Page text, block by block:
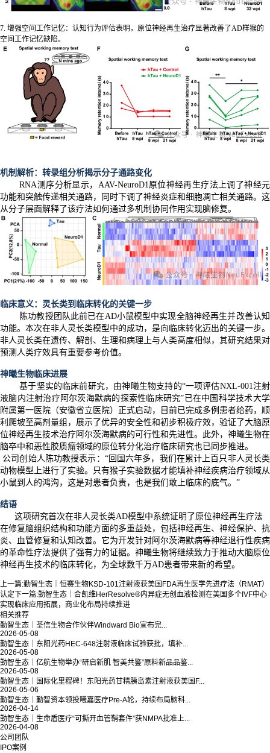
7. 增强空间工作记忆：认知行为评估表明，原位神经再生治疗显著改善了AD样猴的
空间工作记忆缺陷。
机制解析：转录组分析揭示分子通路变化
RNA测序分析显示，AAV-NeuroD1原位神经再生疗法上调了神经元
功能和突触传递相关通路，同时下调了神经炎症和细胞凋亡相关通路。这
从分子层面解释了该疗法如何通过多机制协同作用实现脑修复。
临床意义：灵长类到临床转化的关键一步
陈功教授团队此前已在AD小鼠模型中实现全脑神经再生并改善认知
功能。本次在非人灵长类模型中的成功，是向临床转化迈出的关键一步。
非人灵长类在遗传、解剖、生理和病理上与人类高度相似，其研究结果对
预测人类疗效具有重要参考价值。
神曦生物临床进展
基于坚实的临床前研究，由神曦生物支持的“一项评估NXL-001注射
液脑内注射治疗阿尔茨海默病的探索性临床研究”已在中国科学技术大学
附属第一医院（安徽省立医院）正式启动，目前已完成多例患者给药，顺
利爬坡至高剂量组，展示了优异的安全性和初步积极疗效，验证了大脑原
位神经再生技术治疗阿尔茨海默病的可行性和先进性。此外，神曦生物在
脑卒中和恶性胶质瘤领域的原位转分化治疗临床研究也已同步推进。
公司创始人陈功教授表示：“回国六年多，我们在累计上百只非人灵长类
动物模型上进行了实验。只有猴子实验数据才能填补神经疾病治疗领域从
小鼠到人的鸿沟，这是对患者负责，也是我们敢上临床的底气。”
结语
这项研究首次在非人灵长类AD模型中系统证明了原位神经再生疗法
在修复脑组织结构和功能方面的多重益处，包括神经再生、神经保护、抗
炎、血管修复和认知改善。它为开发针对阿尔茨海默病等神经退行性疾病
的革命性疗法提供了强有力的证据。神曦生物将继续致力于推动大脑原位
神经再生技术的临床转化，为全球数千万AD患者带来新的希望。
上一篇:勤智生态｜恒赛生物KSD-101注射液获美国FDA再生医学先进疗法（RMAT）
认定 下一篇:勤智生态｜合凯维HerResolve®内异症无创血液检测在美国多个IVF中心
实现临床应用拓展，商业化布局持续推进
相关推荐
勤智生态｜荃信生物合作伙伴Windward Bio宣布完...
2026-05-08
勤智生态｜东阳光药HEC-648注射液临床试验获批，填补...
2026-05-08
勤智生态｜亿航生物举办“研启新肌 智美共鉴”原料新品品鉴...
2026-05-08
勤智生态｜国际化里程碑！东阳光药甘精胰岛素注射液获美国F...
2026-05-06
勤智生态｜勤智资本领投曦嘉医疗Pre-A轮，持续布局脑科...
2026-04-14
勤智生态｜生命盾医疗“可撕开血管鞘套件”获NMPA批准上...
2026-04-08
公司团队
IPO案例